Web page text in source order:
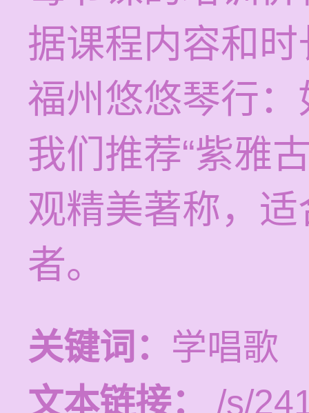
据课程内容和
福州悠悠琴行
我们推荐“紫雅
观精美著称，
者。
关键词： 学唱歌
文本链接：
/s/